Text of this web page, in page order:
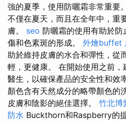
強的夏季，使用防曬霜非常重要。
不僅在夏天，而且在全年中，重
膚。 seo 防曬霜的使用有助於
傷和色素斑的形成。 外燴buffet
助於維持皮膚的水合和彈性，從
輕，更健康。 在開始使用之前
醫生，以確保產品的安全性和效
顏色含有天然成分的略帶顏色的
皮膚和陰影的絕佳選擇。 竹北博
防水 Buckthorn和Raspberry的